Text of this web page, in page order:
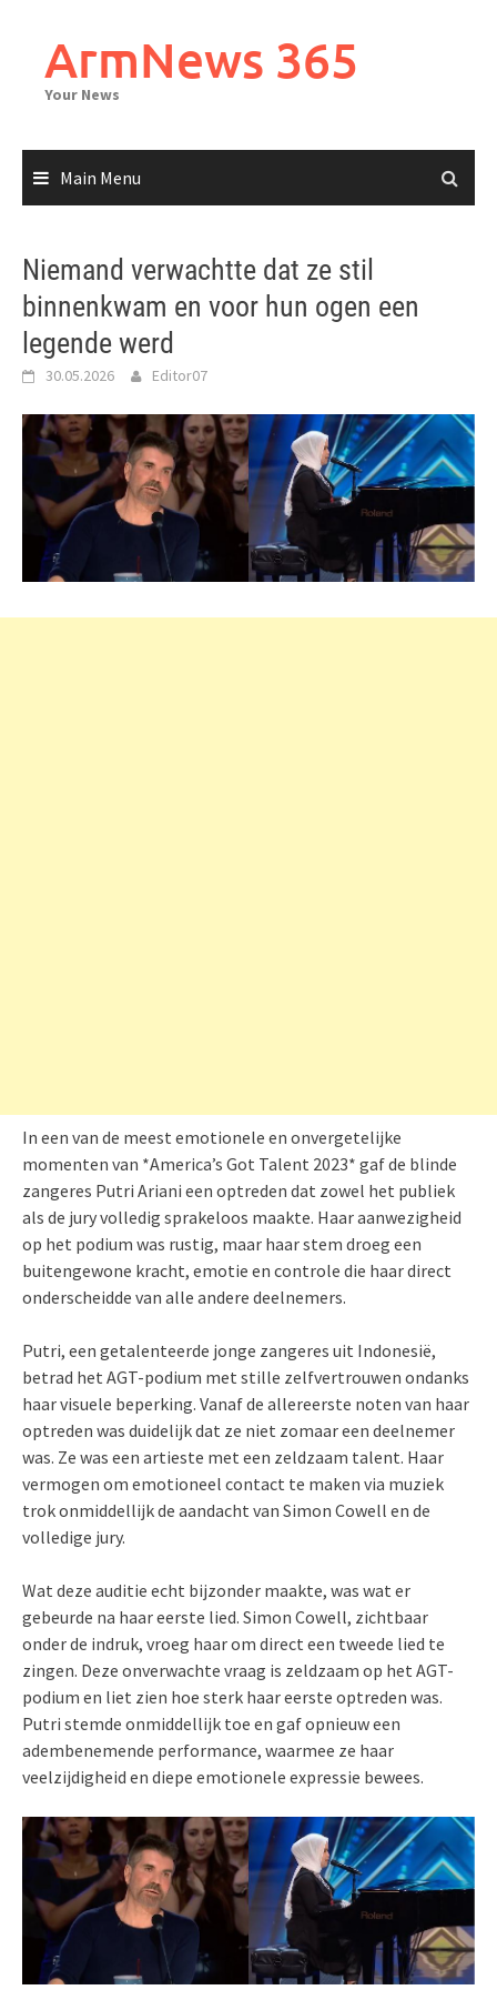
contentArmNews 365
Your News
Main Menu
Niemand verwachtte dat ze stil
binnenkwam en voor hun ogen een
legende werd
30.05.2026 Editor07
In een van de meest emotionele en onvergetelijke
momenten van *America’s Got Talent 2023* gaf de blinde
zangeres Putri Ariani een optreden dat zowel het publiek
als de jury volledig sprakeloos maakte. Haar aanwezigheid
op het podium was rustig, maar haar stem droeg een
buitengewone kracht, emotie en controle die haar direct
onderscheidde van alle andere deelnemers.
Putri, een getalenteerde jonge zangeres uit Indonesië,
betrad het AGT-podium met stille zelfvertrouwen ondanks
haar visuele beperking. Vanaf de allereerste noten van haar
optreden was duidelijk dat ze niet zomaar een deelnemer
was. Ze was een artieste met een zeldzaam talent. Haar
vermogen om emotioneel contact te maken via muziek
trok onmiddellijk de aandacht van Simon Cowell en de
volledige jury.
Wat deze auditie echt bijzonder maakte, was wat er
gebeurde na haar eerste lied. Simon Cowell, zichtbaar
onder de indruk, vroeg haar om direct een tweede lied te
zingen. Deze onverwachte vraag is zeldzaam op het AGT-
podium en liet zien hoe sterk haar eerste optreden was.
Putri stemde onmiddellijk toe en gaf opnieuw een
adembenemende performance, waarmee ze haar
veelzijdigheid en diepe emotionele expressie bewees.